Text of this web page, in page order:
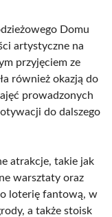
Domu
artystyczne na
przyjęciem ze
również okazją do
prowadzonych
do dalszego
atrakcje, takie jak
warsztaty oraz
loterię fantową, w
a także stoisk